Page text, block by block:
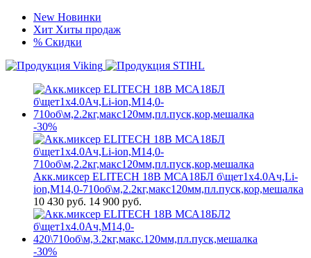
New Новинки
Хит Хиты продаж
% Скидки
-30%
Акк.миксер ELITECH 18В МСА18БЛ б\щет1х4.0Ач,Li-
ion,М14,0-710об\м,2.2кг,макс120мм,пл.пуск,кор,мешалка
10 430 руб. 14 900 руб.
-30%